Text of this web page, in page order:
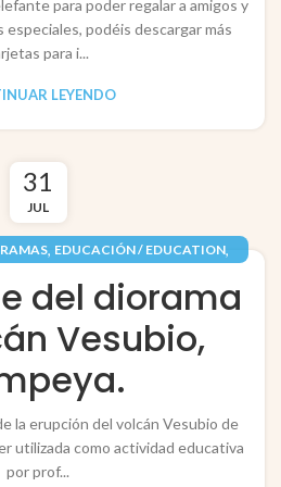
para poder regalar a amigos y
podéis descargar más
para i...
LEYENDO
31
JUL
, EDUCACIÓN / EDUCATION,
/ POP-UP CARDS
del diorama
Vesubio,
la erupción del volcán Vesubio de
utilizada como actividad educativa
por prof...